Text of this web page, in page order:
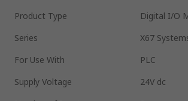
Product Type
Digital I/O
Series
X67
For Use With
PLC
Supply Voltage
24V dc